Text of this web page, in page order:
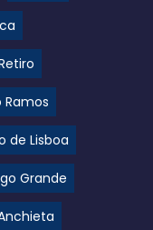
Ramos
de Lisboa
Grande